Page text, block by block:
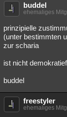
Menschen
Spiritualität
Natur
weitere Rubriken
Astronomie
Musik Clash
buddel
ehemaliges
prinzipielle
(unter bestimmten
zur scharia
ist nicht
buddel
freestyler
ehemaliges